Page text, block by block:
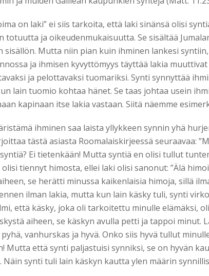
on laki” ei siis tarkoita, että laki sinänsä olisi
totuutta ja oikeudenmukaisuutta. Se sisältää
sisällön. Mutta niin pian kuin ihminen lankesi
ja ihmisen kyvyttömyys täyttää lakia
ja pelottavaksi tuomariksi. Synti synnyttää
lain tuomio kohtaa hänet. Se taas johtaa usein
kapinaan itse lakia vastaan. Siitä näemme
ihminen saa laista yllykkeen synnin yhä
tästä asiasta Roomalaiskirjeessä seuraavaa:
Ei tietenkään! Mutta syntiä en olisi tullut
olisi tiennyt himosta, ellei laki olisi sanonut: ”Älä
se herätti minussa kaikenlaisia himoja, sillä
ilman lakia, mutta kun lain käsky tuli, synti
että käsky, joka oli tarkoitettu minulle elämäksi,
aiheen, se käskyn avulla petti ja tappoi minut.
vanhurskas ja hyvä. Onko siis hyvä tullut
Mutta että synti paljastuisi synniksi, se on hyvän
Näin synti tuli lain käskyn kautta ylen määrin